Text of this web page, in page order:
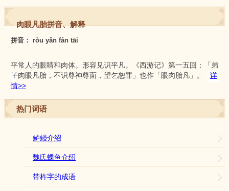
肉眼凡胎拼音、解释
拼音： ròu yǎn fán tāi
平常人的眼睛和肉体。形容见识平凡。《西游记》第一五回：「弟
子肉眼凡胎，不识尊神尊面，望乞恕罪」也作「眼肉胎凡」。 详
情>>
热门词语
鲈鳗介绍
魏氏蝶鱼介绍
带杵字的成语